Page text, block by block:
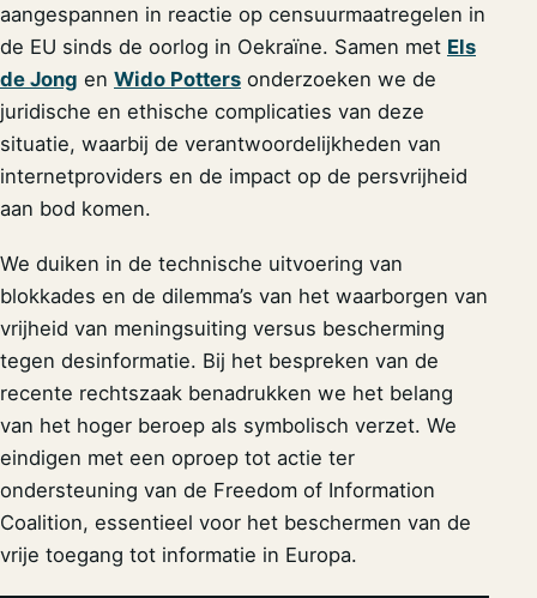
aangespannen in reactie op censuurmaatregelen in
de EU sinds de oorlog in Oekraïne. Samen met Els
de Jong en Wido Potters onderzoeken we de
juridische en ethische complicaties van deze
situatie, waarbij de verantwoordelijkheden van
internetproviders en de impact op de persvrijheid
aan bod komen.
We duiken in de technische uitvoering van
blokkades en de dilemma’s van het waarborgen van
vrijheid van meningsuiting versus bescherming
tegen desinformatie. Bij het bespreken van de
recente rechtszaak benadrukken we het belang
van het hoger beroep als symbolisch verzet. We
eindigen met een oproep tot actie ter
ondersteuning van de Freedom of Information
Coalition, essentieel voor het beschermen van de
vrije toegang tot informatie in Europa.